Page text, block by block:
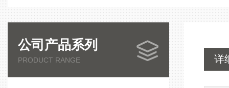
公司产品系列
PRODUCT RANGE 详